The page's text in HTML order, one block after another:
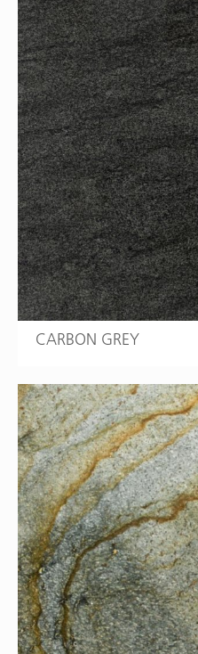
CARBON GREY